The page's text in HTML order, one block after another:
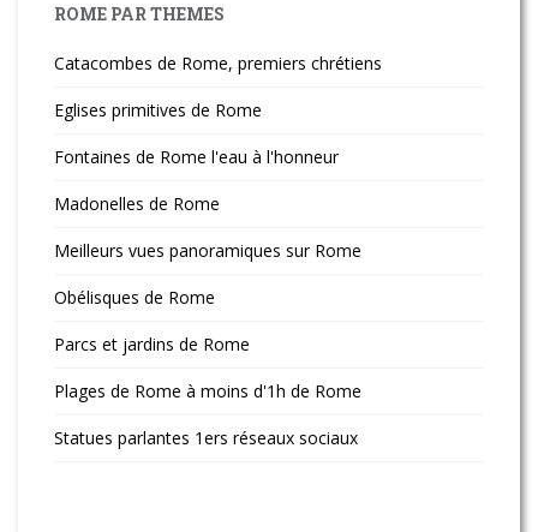
ROME PAR THEMES
Catacombes de Rome, premiers chrétiens
Eglises primitives de Rome
Fontaines de Rome l'eau à l'honneur
Madonelles de Rome
Meilleurs vues panoramiques sur Rome
Obélisques de Rome
Parcs et jardins de Rome
Plages de Rome à moins d'1h de Rome
Statues parlantes 1ers réseaux sociaux